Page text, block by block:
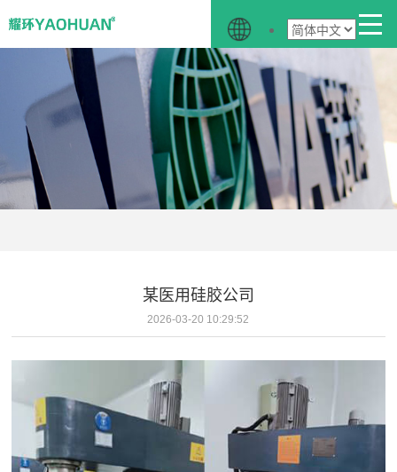
某医用硅胶公司
2026-03-20 10:29:52